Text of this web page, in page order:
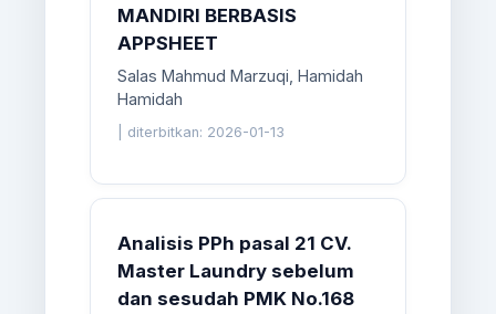
MANDIRI BERBASIS
APPSHEET
Salas Mahmud Marzuqi, Hamidah
Hamidah
diterbitkan: 2026-01-13
Analisis PPh pasal 21 CV.
Master Laundry sebelum
dan sesudah PMK No.168